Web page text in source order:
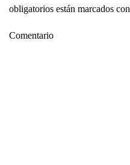
obligatorios están marcados con
Comentario